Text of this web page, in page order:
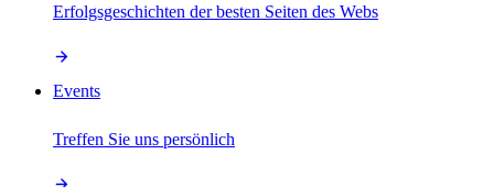
Erfolgsgeschichten der besten Seiten des Webs
Events
Treffen Sie uns persönlich